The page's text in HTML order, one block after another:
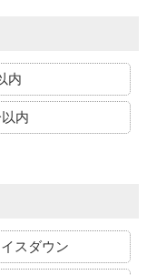
内
内
スダウン